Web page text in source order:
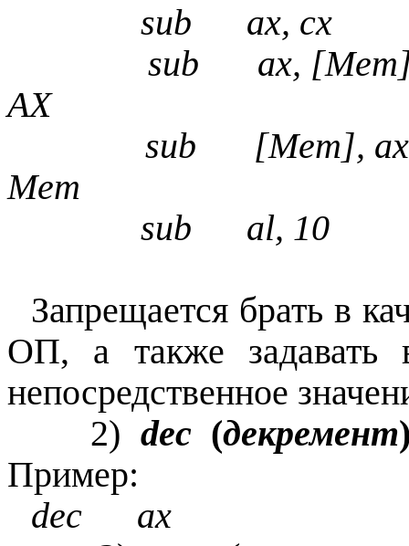
sub ax, cx
sub ax,
AX
sub [Mem],
Mem
sub al, 10
Запрещается брать в
ОП, а также задавать
непосредственное
2) dec (декремент
Пример:
dec ax ;